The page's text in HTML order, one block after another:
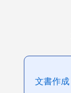
文書作成